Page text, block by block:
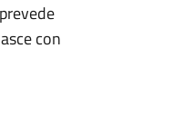
con